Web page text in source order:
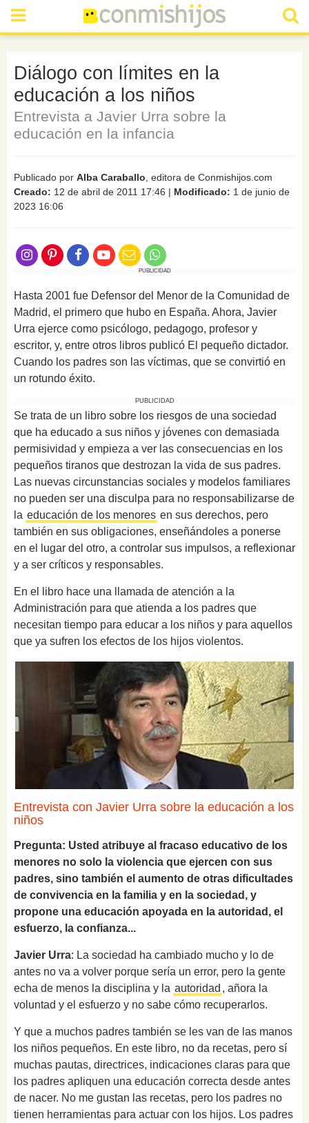
Diálogo con límites en la
educación a los niños
Entrevista a Javier Urra sobre la
educación en la infancia
Publicado por Alba Caraballo , editora de Conmishijos.com
Creado: 12 de abril de 2011 17:46 | Modificado: 1 de junio de
2023 16:06
PUBLICIDAD
Hasta 2001 fue Defensor del Menor de la Comunidad de
Madrid, el primero que hubo en España. Ahora, Javier
Urra ejerce como psicólogo, pedagogo, profesor y
escritor, y, entre otros libros publicó El pequeño dictador.
Cuando los padres son las víctimas, que se convirtió en
un rotundo éxito.
PUBLICIDAD
Se trata de un libro sobre los riesgos de una sociedad
que ha educado a sus niños y jóvenes con demasiada
permisividad y empieza a ver las consecuencias en los
pequeños tiranos que destrozan la vida de sus padres.
Las nuevas circunstancias sociales y modelos familiares
no pueden ser una disculpa para no responsabilizarse de
la educación de los menores en sus derechos, pero
también en sus obligaciones, enseñándoles a ponerse
en el lugar del otro, a controlar sus impulsos, a reflexionar
y a ser críticos y responsables.
En el libro hace una llamada de atención a la
Administración para que atienda a los padres que
necesitan tiempo para educar a los niños y para aquellos
que ya sufren los efectos de los hijos violentos.
Entrevista con Javier Urra sobre la educación a los
niños
Pregunta: Usted atribuye al fracaso educativo de los
menores no solo la violencia que ejercen con sus
padres, sino también el aumento de otras dificultades
de convivencia en la familia y en la sociedad, y
propone una educación apoyada en la autoridad, el
esfuerzo, la confianza...
Javier Urra: La sociedad ha cambiado mucho y lo de
antes no va a volver porque sería un error, pero la gente
echa de menos la disciplina y la autoridad , añora la
voluntad y el esfuerzo y no sabe cómo recuperarlos.
Y que a muchos padres también se les van de las manos
los niños pequeños. En este libro, no da recetas, pero sí
muchas pautas, directrices, indicaciones claras para que
los padres apliquen una educación correcta desde antes
de nacer. No me gustan las recetas, pero los padres no
tienen herramientas para actuar con los hijos. Los padres